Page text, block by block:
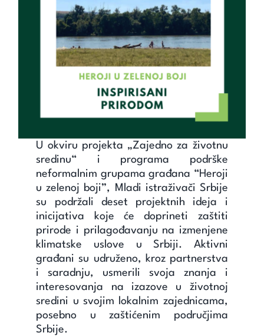
U okviru projekta „Zajedno za životnu
sredinu“ i programa podrške
neformalnim grupama građana “Heroji
u zelenoj boji”, Mladi istraživači Srbije
su podržali deset projektnih ideja i
inicijativa koje će doprineti zaštiti
prirode i prilagođavanju na izmenjene
klimatske uslove u Srbiji. Aktivni
građani su udruženo, kroz partnerstva
i saradnju, usmerili svoja znanja i
interesovanja na izazove u životnoj
sredini u svojim lokalnim zajednicama,
posebno u zaštićenim područjima
Srbije.